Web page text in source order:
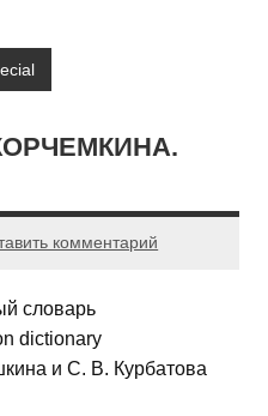
КОРЧЕМКИНА.
комментарий
словарь
dictionary
и С. В. Курбатова